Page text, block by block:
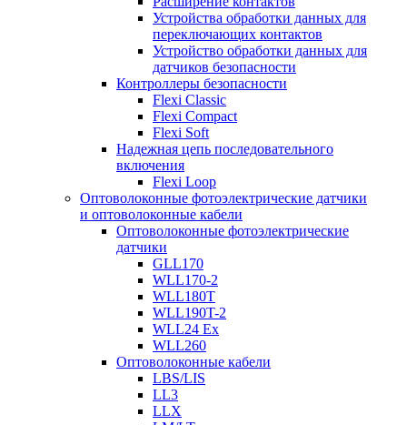
Устройства обработки данных для
переключающих контактов
Устройство обработки данных для
датчиков безопасности
Контроллеры безопасности
Flexi Classic
Flexi Compact
Flexi Soft
Надежная цепь последовательного
включения
Flexi Loop
Оптоволоконные фотоэлектрические датчики
и оптоволоконные кабели
Оптоволоконные фотоэлектрические
датчики
GLL170
WLL170-2
WLL180T
WLL190T-2
WLL24 Ex
WLL260
Оптоволоконные кабели
LBS/LIS
LL3
LLX